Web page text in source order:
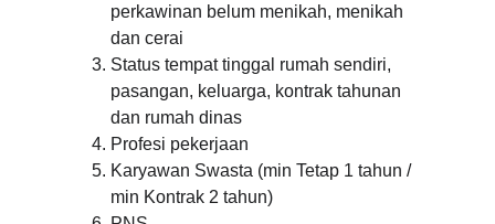
perkawinan belum menikah, menikah
dan cerai
Status tempat tinggal rumah sendiri,
pasangan, keluarga, kontrak tahunan
dan rumah dinas
Profesi pekerjaan
Karyawan Swasta (min Tetap 1 tahun /
min Kontrak 2 tahun)